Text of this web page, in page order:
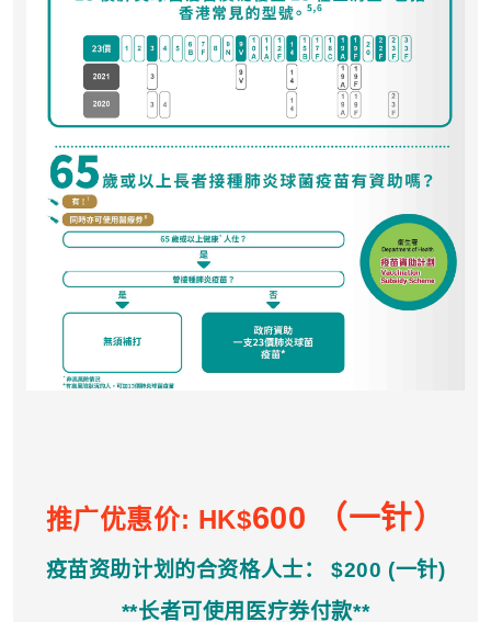
推广优惠价: HK$600 （一针）
疫苗资助计划的合资格人士： $200 (一针)
**长者可使用医疗券付款**